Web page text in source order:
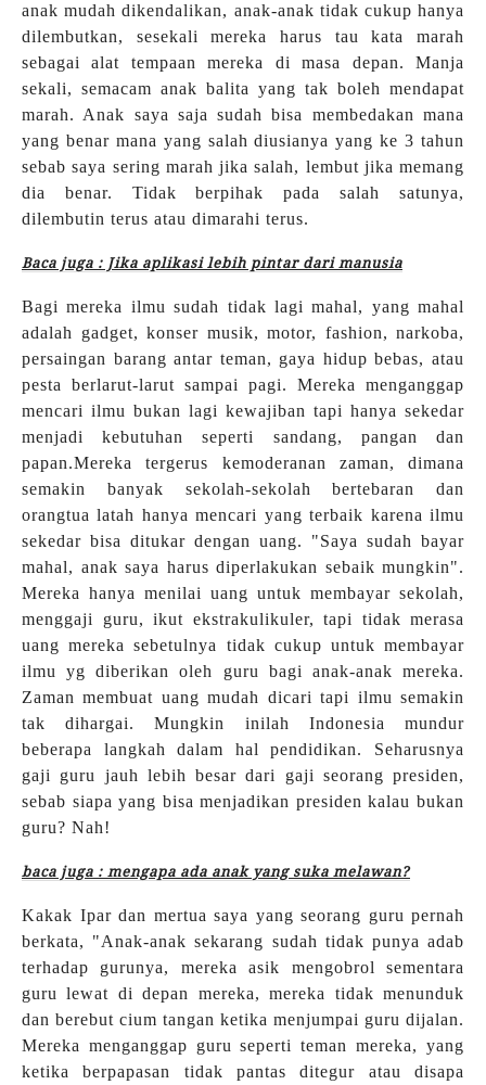
anak mudah dikendalikan, anak-anak tidak cukup hanya
dilembutkan, sesekali mereka harus tau kata marah
sebagai alat tempaan mereka di masa depan. Manja
sekali, semacam anak balita yang tak boleh mendapat
marah. Anak saya saja sudah bisa membedakan mana
yang benar mana yang salah diusianya yang ke 3 tahun
sebab saya sering marah jika salah, lembut jika memang
dia benar. Tidak berpihak pada salah satunya,
dilembutin terus atau dimarahi terus.
Baca juga : Jika aplikasi lebih pintar dari manusia
Bagi mereka ilmu sudah tidak lagi mahal, yang mahal
adalah gadget, konser musik, motor, fashion, narkoba,
persaingan barang antar teman, gaya hidup bebas, atau
pesta berlarut-larut sampai pagi. Mereka menganggap
mencari ilmu bukan lagi kewajiban tapi hanya sekedar
menjadi kebutuhan seperti sandang, pangan dan
papan.Mereka tergerus kemoderanan zaman, dimana
semakin banyak sekolah-sekolah bertebaran dan
orangtua latah hanya mencari yang terbaik karena ilmu
sekedar bisa ditukar dengan uang. "Saya sudah bayar
mahal, anak saya harus diperlakukan sebaik mungkin".
Mereka hanya menilai uang untuk membayar sekolah,
menggaji guru, ikut ekstrakulikuler, tapi tidak merasa
uang mereka sebetulnya tidak cukup untuk membayar
ilmu yg diberikan oleh guru bagi anak-anak mereka.
Zaman membuat uang mudah dicari tapi ilmu semakin
tak dihargai. Mungkin inilah Indonesia mundur
beberapa langkah dalam hal pendidikan. Seharusnya
gaji guru jauh lebih besar dari gaji seorang presiden,
sebab siapa yang bisa menjadikan presiden kalau bukan
guru? Nah!
baca juga : mengapa ada anak yang suka melawan?
Kakak Ipar dan mertua saya yang seorang guru pernah
berkata, "Anak-anak sekarang sudah tidak punya adab
terhadap gurunya, mereka asik mengobrol sementara
guru lewat di depan mereka, mereka tidak menunduk
dan berebut cium tangan ketika menjumpai guru dijalan.
Mereka menganggap guru seperti teman mereka, yang
ketika berpapasan tidak pantas ditegur atau disapa